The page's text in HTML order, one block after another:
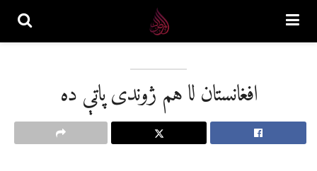
افغانستان لا هم ژوندی پاتې ده